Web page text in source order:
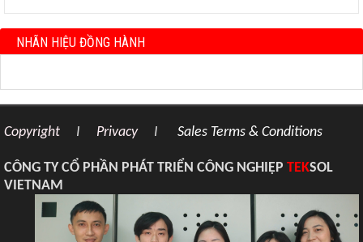
NHÃN HIỆU ĐỒNG HÀNH
Copyright I PrivacyI Sales Terms & Conditions
CÔNG TY CỔ PHẦN PHÁT TRIỂN CÔNG NGHIỆP TEKSOL
VIETNAM